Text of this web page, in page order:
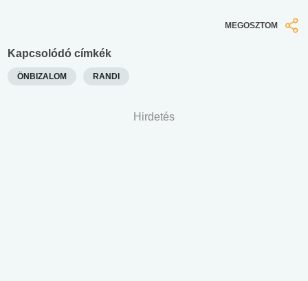
MEGOSZTOM
Kapcsolódó címkék
ÖNBIZALOM RANDI
Hirdetés